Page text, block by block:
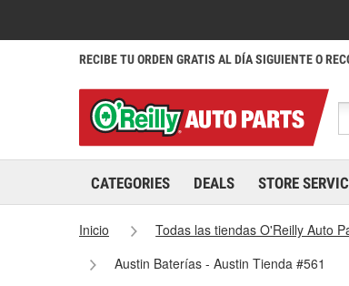
RECIBE TU ORDEN GRATIS AL DÍA SIGUIENTE O
CATEGORIES DEALS STORE
Inicio Todas las tiendas O'Reilly Auto
Austin Baterías - Austin Tienda #561